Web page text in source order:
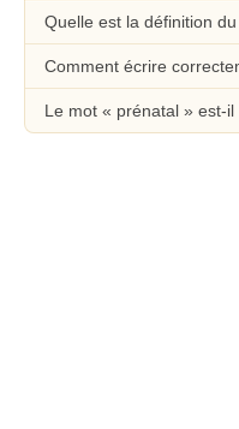
Quelle est la définition
Comment écrire
Le mot « prénatal » est-